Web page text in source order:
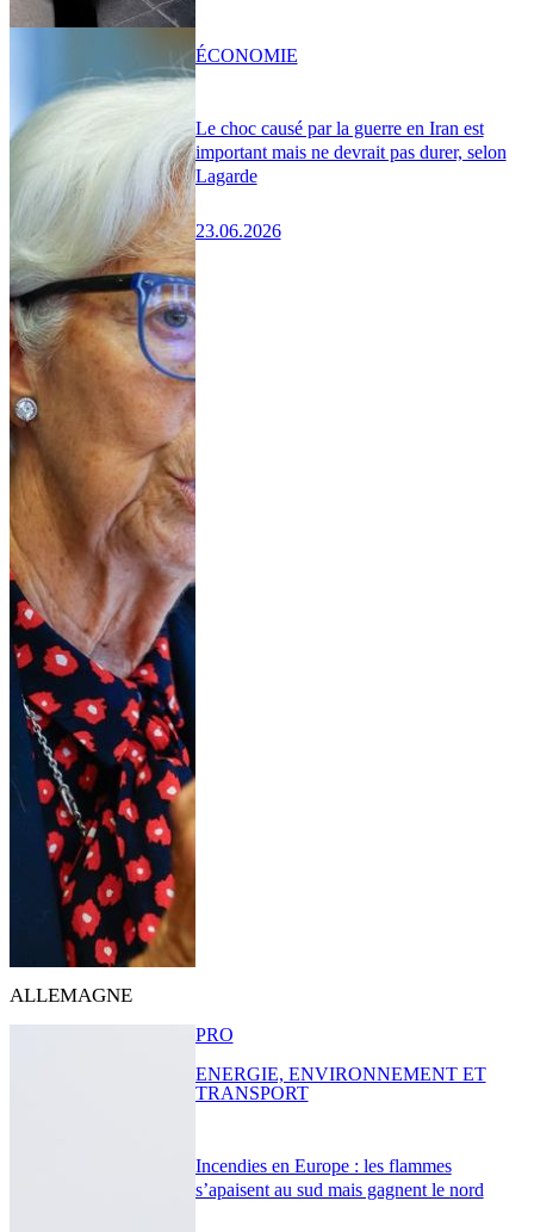
Le choc causé par la guerre en Iran est
important mais ne devrait pas durer, selon
Lagarde
23.06.2026
ÉCONOMIE
ALLEMAGNE
Incendies en Europe : les flammes
s’apaisent au sud mais gagnent le nord
PRO
ENERGIE, ENVIRONNEMENT ET
TRANSPORT